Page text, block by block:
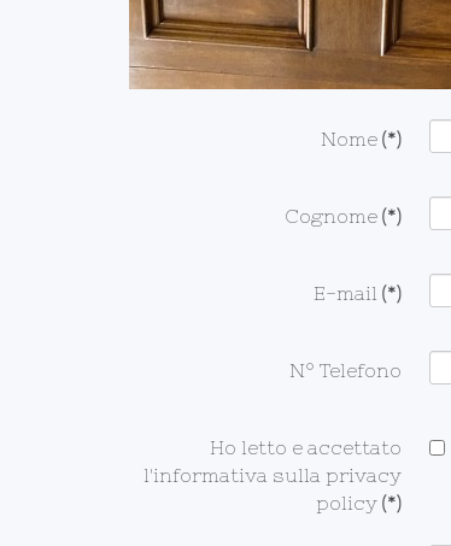
Nome (*)
Cognome (*)
E-mail (*)
N° Telefono
Ho letto e accettato
l'informativa sulla privacy
policy (*)